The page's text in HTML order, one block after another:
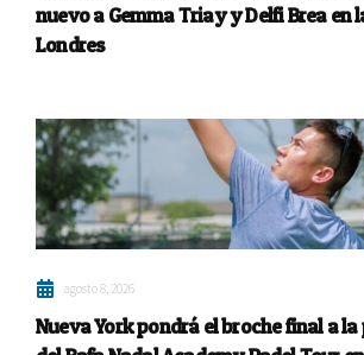
nuevo a Gemma Triay y Delfi Brea en
Londres
agosto 8, 2026
Nueva York pondrá el broche final a